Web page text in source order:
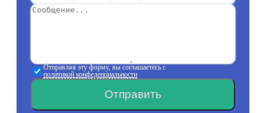
Отправляя эту форму, вы соглашаетесь с
политикой конфеденциальности
Отправить